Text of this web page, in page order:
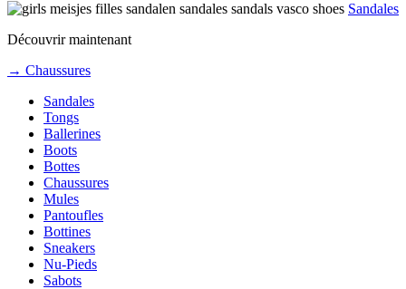
Sandales
Découvrir maintenant
→ Chaussures
Sandales
Tongs
Ballerines
Boots
Bottes
Chaussures
Mules
Pantoufles
Bottines
Sneakers
Nu-Pieds
Sabots